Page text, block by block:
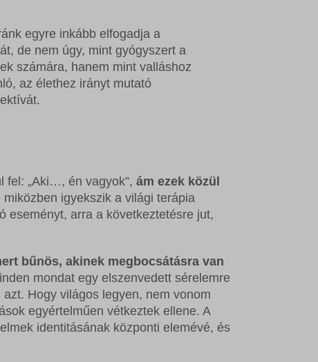
egyre inkább elfogadja a
de nem úgy, mint gyógyszert a
számára, hanem mint valláshoz
az élethez irányt mutató
fel: „Aki…, én vagyok”, ám ezek közül
miközben igyekszik a világi terápia
eseményt, arra a következtetésre jut,
bűnös, akinek megbocsátásra van
mondat egy elszenvedett sérelemre
Hogy világos legyen, nem vonom
egyértelműen vétkeztek ellene. A
identitásának központi elemévé, és